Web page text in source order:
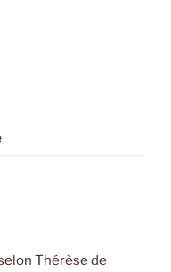
Thérèse de